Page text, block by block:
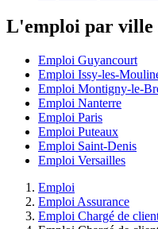
L'emploi par ville
Emploi Guyancourt
Emploi Issy-les-
Emploi Montigny-le-
Emploi Nanterre
Emploi Paris
Emploi Puteaux
Emploi Saint-Denis
Emploi Versailles
Emploi
Emploi Assurance
Emploi Chargé de